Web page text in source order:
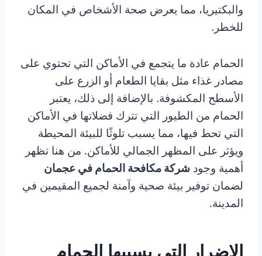
والبكتيريا، مما يعرض صحة الأشخاص في المكان
للخطر.
الحمام عادة ما يتجمع في الأماكن التي تحتوي على
مصادر غذاء مثل بقايا الطعام أو الزرع على
الأسطح المكشوفة. بالإضافة إلى ذلك، يعتبر
الحمام من الطيور التي تترك فضلاتها في الأماكن
التي تحط فيها، مما يسبب تلوثًا للبيئة المحيطة
ويؤثر على المظهر الجمالي للأماكن. من هنا تظهر
أهمية وجود شركة مكافحة الحمام في عجمان
لضمان توفير بيئة صحية وآمنة لجميع المقيمين في
المدينة.
الاضرار التي يسببها الحمام